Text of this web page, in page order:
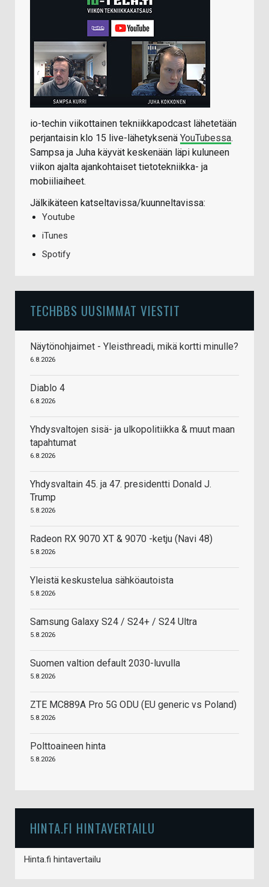
io-techin viikottainen tekniikkapodcast lähetetään
perjantaisin klo 15 live-lähetyksenä YouTubessa.
Sampsa ja Juha käyvät keskenään läpi kuluneen
viikon ajalta ajankohtaiset tietotekniikka- ja
mobiiliaiheet.
Jälkikäteen katseltavissa/kuunneltavissa:
Youtube
iTunes
Spotify
TECHBBS UUSIMMAT VIESTIT
Näytönohjaimet - Yleisthreadi, mikä kortti minulle?
6.8.2026
Diablo 4
6.8.2026
Yhdysvaltojen sisä- ja ulkopolitiikka & muut maan
tapahtumat
6.8.2026
Yhdysvaltain 45. ja 47. presidentti Donald J.
Trump
5.8.2026
Radeon RX 9070 XT & 9070 -ketju (Navi 48)
5.8.2026
Yleistä keskustelua sähköautoista
5.8.2026
Samsung Galaxy S24 / S24+ / S24 Ultra
5.8.2026
Suomen valtion default 2030-luvulla
5.8.2026
ZTE MC889A Pro 5G ODU (EU generic vs Poland)
5.8.2026
Polttoaineen hinta
5.8.2026
HINTA.FI HINTAVERTAILU
Hinta.fi hintavertailu